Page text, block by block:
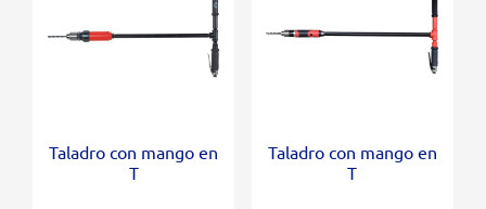
Taladro con mango en
T
Taladro con mango en
T